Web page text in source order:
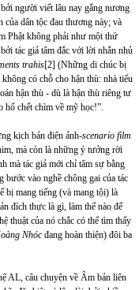
người viết lâu nay gắng nương
của dân tộc đau thương này; và
Phật không phải như một thứ
tác giả tâm đắc với lời nhắn nhủ
trahis[2] (Những di chúc bị
có chỗ cho hận thù: nhà tiểu
hận thù - dù là hận thù riêng tư
hố chết chìm về mỹ học!”.
kịch bản điện ảnh-scenario film
mà còn là những ý tưởng rời
mà tác giả mới chỉ tâm sự bằng
bước vào nghề chông gai của tác
bị mang tiếng (và mang tội) là
đích thực là gì, làm thế nào để
thuật của nó chắc có thể tìm thấy
Nhócđang hoàn thiện) đôi ba
AL, câu chuyện về Âm bản liên